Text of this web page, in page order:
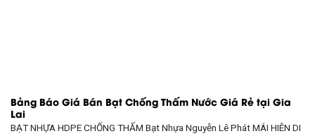
Bảng Báo Giá Bán Bạt Chống Thấm Nước Giá Rẻ tại Gia
Lai
BẠT NHỰA HDPE CHỐNG THẤM Bạt Nhựa Nguyễn Lê PhátMÁI HIÊN DI